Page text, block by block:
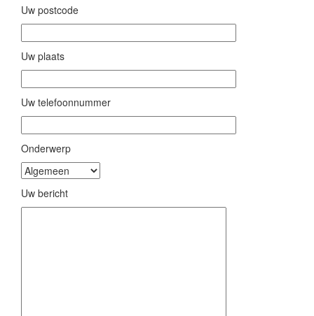
Uw postcode
Uw plaats
Uw telefoonnummer
Gelieve dit veld leeg te laten.
Onderwerp
Uw bericht